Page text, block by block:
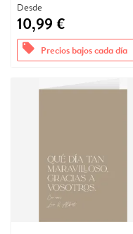
Desde
10,99 €
offers Precios bajos cada día